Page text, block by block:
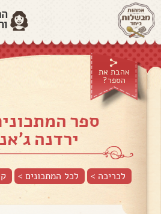
אהבת את
הספר?
ספר
ירדנה
לכריכה > לכל המתכונים >